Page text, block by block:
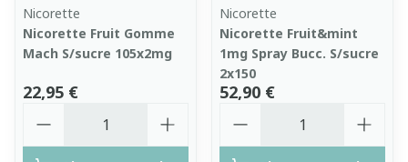
Nicorette
Nicorette Fruit Gomme
Mach S/sucre 105x2mg
22,95 €
Nicorette
Nicorette Fruit&mint
1mg Spray Bucc. S/sucre
2x150
52,90 €